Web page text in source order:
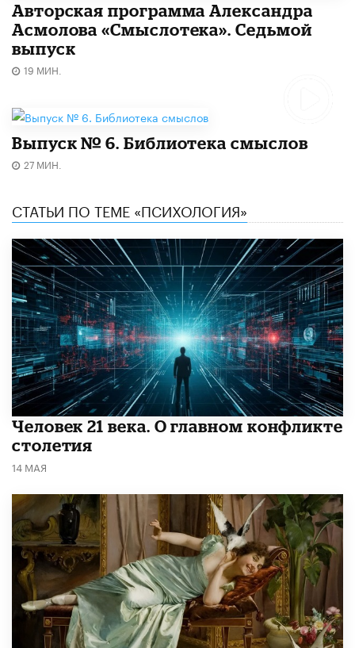
Авторская программа Александра
Асмолова «Смыслотека». Седьмой
выпуск
19 МИН.
Выпуск № 6. Библиотека смыслов
27 МИН.
СТАТЬИ ПО ТЕМЕ «ПСИХОЛОГИЯ»
​Человек 21 века. О главном конфликте
столетия
14 МАЯ